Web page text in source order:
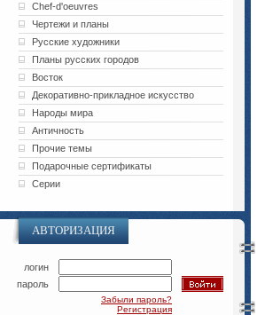
Chef-d'oeuvres
Чертежи и планы
Русские художники
Планы русских городов
Восток
Декоративно-прикладное искусство
Народы мира
Античность
Прочие темы
Подарочные сертификаты
Серии
АВТОРИЗАЦИЯ
логин
пароль
Забыли пароль?
Регистрация